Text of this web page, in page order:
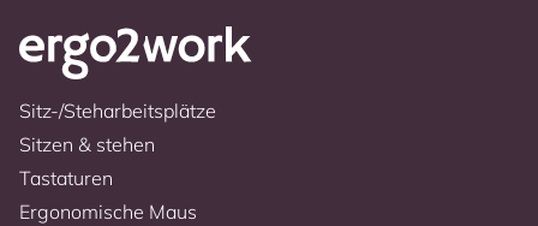
Sitz-/Steharbeitsplätze
Sitzen & stehen
Tastaturen
Ergonomische Maus